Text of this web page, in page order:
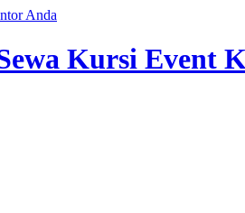
Kursi Event